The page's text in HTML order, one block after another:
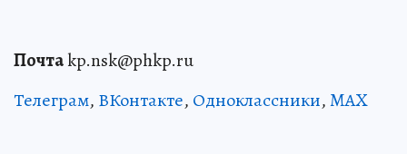
Почтаkp.nsk@phkp.ru
Телеграм, ВКонтакте, Одноклассники,MAX